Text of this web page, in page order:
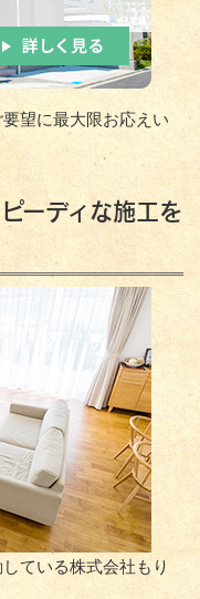
望に最大限お応えい
ーディな施工を
ている株式会社もり